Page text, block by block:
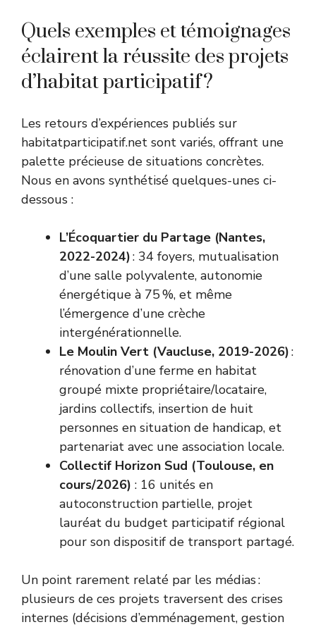
Quels exemples et témoignages
éclairent la réussite des projets
d’habitat participatif ?
Les retours d’expériences publiés sur
habitatparticipatif.net sont variés, offrant une
palette précieuse de situations concrètes.
Nous en avons synthétisé quelques-unes ci-
dessous :
L’Écoquartier du Partage (Nantes,
2022-2024): 34 foyers, mutualisation
d’une salle polyvalente, autonomie
énergétique à 75 %, et même
l’émergence d’une crèche
intergénérationnelle.
Le Moulin Vert (Vaucluse, 2019-2026):
rénovation d’une ferme en habitat
groupé mixte propriétaire/locataire,
jardins collectifs, insertion de huit
personnes en situation de handicap, et
partenariat avec une association locale.
Collectif Horizon Sud (Toulouse, en
cours/2026) : 16 unités en
autoconstruction partielle, projet
lauréat du budget participatif régional
pour son dispositif de transport partagé.
Un point rarement relaté par les médias :
plusieurs de ces projets traversent des crises
internes (décisions d’emménagement, gestion